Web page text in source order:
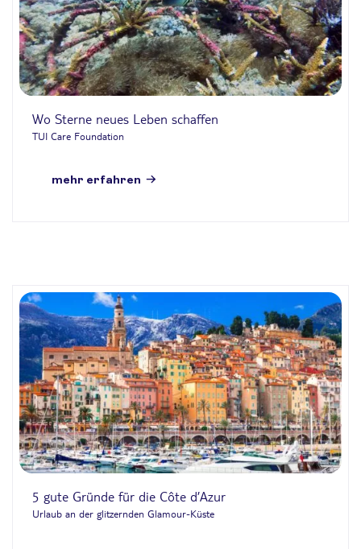
Wo Sterne neues Leben schaffen
TUI Care Foundation
mehr erfahren
5 gute Gründe für die Côte d’Azur
Urlaub an der glitzernden Glamour-Küste